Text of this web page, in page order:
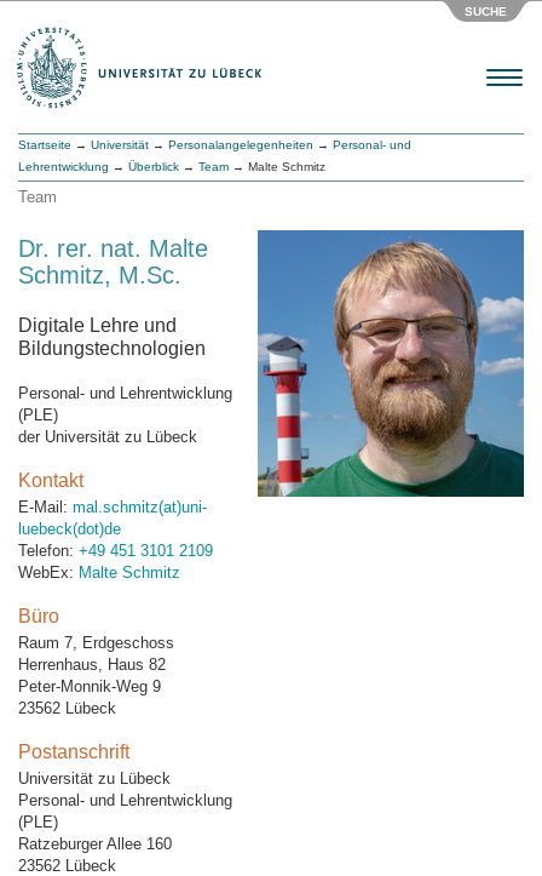
SUCHE
Menu
Startseite → Universität → Personalangelegenheiten → Personal- und
Lehrentwicklung → Überblick → Team → Malte Schmitz
Team
Dr. rer. nat. Malte
Schmitz, M.Sc.
Digitale Lehre und
Bildungstechnologien
Personal- und Lehrentwicklung
(PLE)
der Universität zu Lübeck
Kontakt
E-Mail: mal.schmitz(at)uni-
luebeck(dot)de
Telefon: +49 451 3101 2109
WebEx: Malte Schmitz
Büro
Raum 7, Erdgeschoss
Herrenhaus, Haus 82
Peter-Monnik-Weg 9
23562 Lübeck
Postanschrift
Universität zu Lübeck
Personal- und Lehrentwicklung
(PLE)
Ratzeburger Allee 160
23562 Lübeck